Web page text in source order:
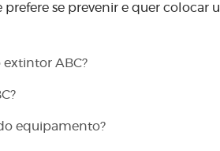
prefere se prevenir e quer colocar
extintor ABC?
equipamento?